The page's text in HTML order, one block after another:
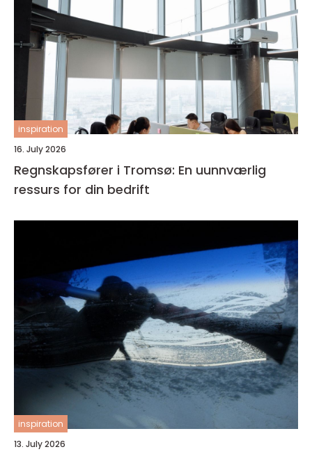
inspiration
16. July 2026
Regnskapsfører i Tromsø: En uunnværlig
ressurs for din bedrift
inspiration
13. July 2026